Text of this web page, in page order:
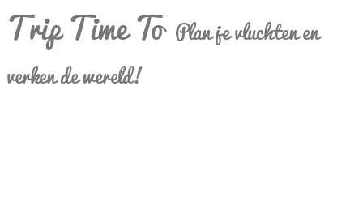
Trip Time To Plan je vluchten en
verken de wereld!